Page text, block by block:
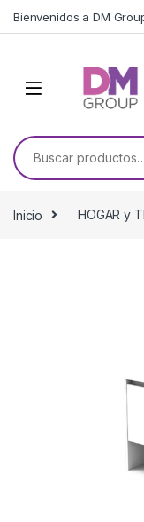
Bienvenidos a DM
Buscar por:
Inicio HOGAR y